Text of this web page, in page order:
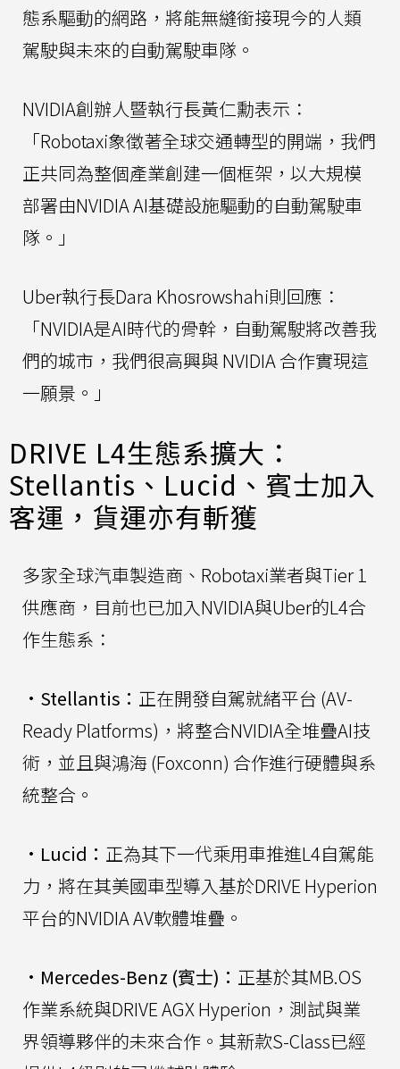
態系驅動的網路，將能無縫銜接現今的人類
駕駛與未來的自動駕駛車隊。
NVIDIA創辦人暨執行長黃仁勳表示：
「Robotaxi象徵著全球交通轉型的開端，我們
正共同為整個產業創建一個框架，以大規模
部署由NVIDIA AI基礎設施驅動的自動駕駛車
隊。」
Uber執行長Dara Khosrowshahi則回應：
「NVIDIA是AI時代的骨幹，自動駕駛將改善我
們的城市，我們很高興與 NVIDIA 合作實現這
一願景。」
DRIVE L4生態系擴大：
Stellantis、Lucid、賓士加入
客運，貨運亦有斬獲
多家全球汽車製造商、Robotaxi業者與Tier 1
供應商，目前也已加入NVIDIA與Uber的L4合
作生態系：
• Stellantis： 正在開發自駕就緒平台 (AV-
Ready Platforms)，將整合NVIDIA全堆疊AI技
術，並且與鴻海 (Foxconn) 合作進行硬體與系
統整合。
• Lucid： 正為其下一代乘用車推進L4自駕能
力，將在其美國車型導入基於DRIVE Hyperion
平台的NVIDIA AV軟體堆疊。
• Mercedes-Benz (賓士)： 正基於其MB.OS
作業系統與DRIVE AGX Hyperion，測試與業
界領導夥伴的未來合作。其新款S-Class已經